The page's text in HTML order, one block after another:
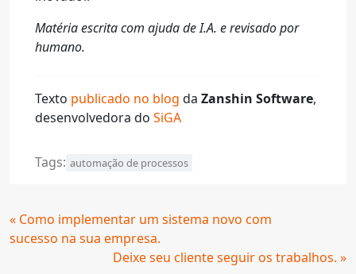
Matéria escrita com ajuda de I.A. e revisado por
humano.
Texto publicado no blog da Zanshin Software,
desenvolvedora do SiGA
Tags: automação de processos
Continue
« Como implementar um sistema novo com
sucesso na sua empresa.
Deixe seu cliente seguir os trabalhos. »